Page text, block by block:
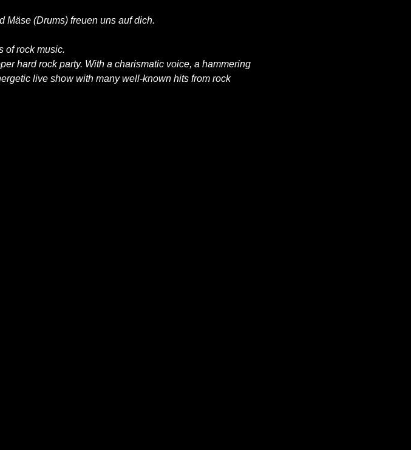
Mäse (Drums) freuen uns auf dich.
of rock music.
hard rock party. With a charismatic voice, a hammering
live show with many well-known hits from rock